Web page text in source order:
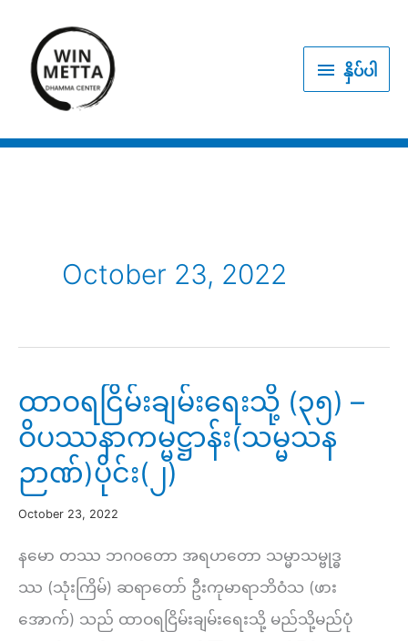
content
နှိပ် နှိပ်ပါ
October 23, 2022
ထာဝရငြိမ်းချမ်းရေးသို့ (၃၅) –
ဝိပဿနာကမ္မဋ္ဌာန်း(သမ္မသန
ဉာဏ်)ပိုင်း(၂)
October 23, 2022
နမော တဿ ဘဂဝတော အရဟတော သမ္မာသမ္ဗုဒ္ဓ
ဿ (သုံးကြိမ်) ဆရာတော် ဦးကုမာရာဘိဝံသ (ဖား
အောက်) သည် ထာဝရငြိမ်းချမ်းရေးသို့ မည်သို့မည်ပုံ